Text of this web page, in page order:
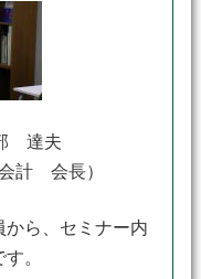
達夫
計 会長）
ら、セミナー内
。